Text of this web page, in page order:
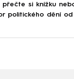
si knížku
politického dění od